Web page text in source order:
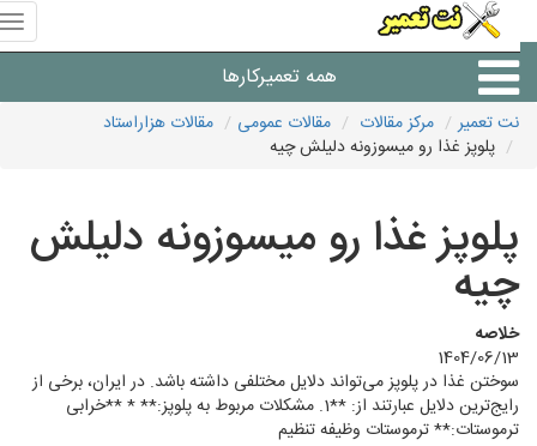
همه تعمیرکارها
شرکت های تعمیرات لوازم
نت تعمیر مرکز مقالات مقالات عمومی
مقالات هزاراستاد
پلوپز غذا رو میسوزونه دلیلش چیه
پلوپز غذا رو میسوزونه دلیلش
چیه
خلاصه
1404/06/13
سوختن غذا در پلوپز می‌تواند دلایل مختلفی داشته باشد. در ایران، برخی از
رایج‌ترین دلایل عبارتند از: **1. مشکلات مربوط به پلوپز:** * **خرابی
ترموستات:** ترموستات وظیفه تنظیم